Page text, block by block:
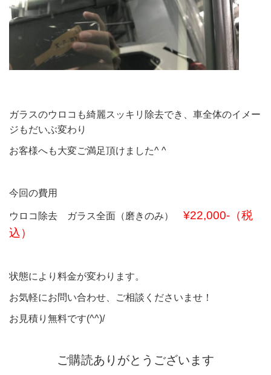
ガラスのウロコも綺麗スッキリ除去でき、車全体のイメー
ジもだいぶ変わり
お客様へも大変ご満足頂けました^ ^
今回の費用
ウロコ除去 ガラス全面（磨きのみ） ¥22,000-（税
込）
状態により料金が変わります。
お気軽にお問い合わせ、ご相談くださいませ！
お見積り無料です(^^)/
ご購読ありがとうございます